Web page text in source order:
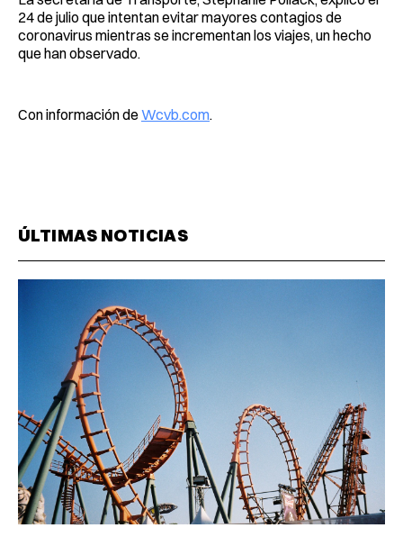
24 de julio que intentan evitar mayores contagios de
coronavirus mientras se incrementan los viajes, un hecho
que han observado.
Con información deWcvb.com.
ÚLTIMAS NOTICIAS